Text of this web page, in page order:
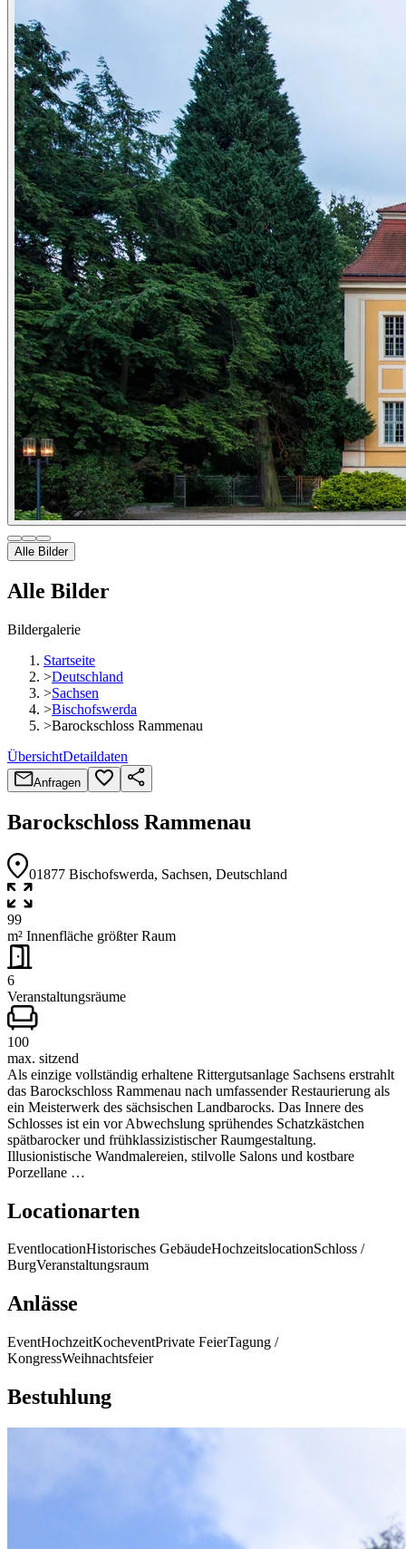
Alle Bilder
Alle Bilder
Bildergalerie
Startseite
>Deutschland
>Sachsen
>Bischofswerda
>Barockschloss Rammenau
ÜbersichtDetaildaten
Anfragen
Barockschloss Rammenau
01877 Bischofswerda, Sachsen, Deutschland
99
m² Innenfläche größter Raum
6
Veranstaltungsräume
100
max. sitzend
Als einzige vollständig erhaltene Rittergutsanlage Sachsens erstrahlt
das Barockschloss Rammenau nach umfassender Restaurierung als
ein Meisterwerk des sächsischen Landbarocks. Das Innere des
Schlosses ist ein vor Abwechslung sprühendes Schatzkästchen
spätbarocker und frühklassizistischer Raumgestaltung.
Illusionistische Wandmalereien, stilvolle Salons und kostbare
Porzellane …
Locationarten
EventlocationHistorisches GebäudeHochzeitslocationSchloss /
BurgVeranstaltungsraum
Anlässe
EventHochzeitKocheventPrivate FeierTagung /
KongressWeihnachtsfeier
Bestuhlung